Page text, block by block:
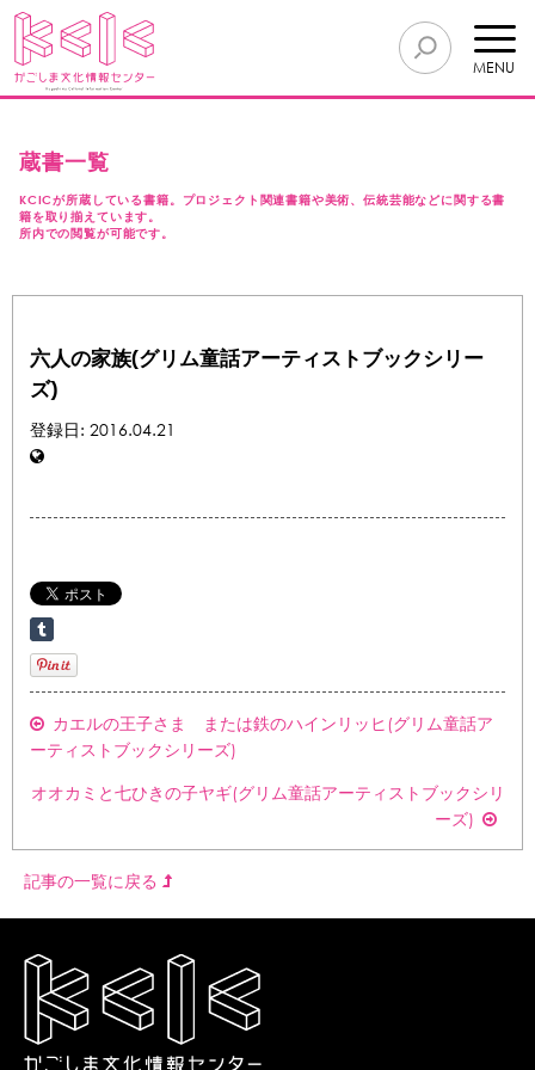
MENU
蔵書一覧
KCICが所蔵している書籍。プロジェクト関連書籍や美術、伝統芸能などに関する書
籍を取り揃えています。
所内での閲覧が可能です。
六人の家族(グリム童話アーティストブックシリー
ズ)
登録日: 2016.04.21
カエルの王子さま または鉄のハインリッヒ(グリム童話ア
ーティストブックシリーズ)
オオカミと七ひきの子ヤギ(グリム童話アーティストブックシリ
ーズ)
記事の一覧に戻る